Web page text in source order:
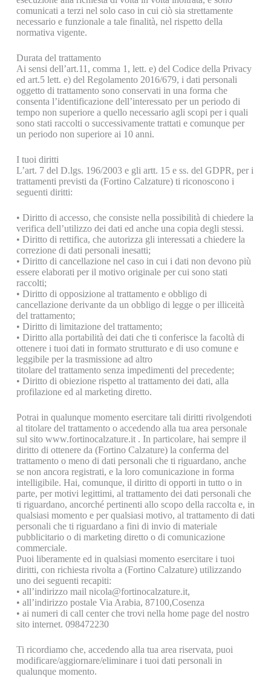
comunicati a terzi nel solo caso in cui ciò sia strettamente
necessario e funzionale a tale finalità, nel rispetto della
normativa vigente.
Durata del trattamento
Ai sensi dell’art.11, comma 1, lett. e) del Codice della Privacy
ed art.5 lett. e) del Regolamento 2016/679, i dati personali
oggetto di trattamento sono conservati in una forma che
consenta l’identificazione dell’interessato per un periodo di
tempo non superiore a quello necessario agli scopi per i quali
sono stati raccolti o successivamente trattati e comunque per
un periodo non superiore ai 10 anni.
I tuoi diritti
L’art. 7 del D.lgs. 196/2003 e gli artt. 15 e ss. del GDPR, per i
trattamenti previsti da (Fortino Calzature) ti riconoscono i
seguenti diritti:
• Diritto di accesso, che consiste nella possibilità di chiedere la
verifica dell’utilizzo dei dati ed anche una copia degli stessi.
• Diritto di rettifica, che autorizza gli interessati a chiedere la
correzione di dati personali inesatti;
• Diritto di cancellazione nel caso in cui i dati non devono più
essere elaborati per il motivo originale per cui sono stati
raccolti;
• Diritto di opposizione al trattamento e obbligo di
cancellazione derivante da un obbligo di legge o per illiceità
del trattamento;
• Diritto di limitazione del trattamento;
• Diritto alla portabilità dei dati che ti conferisce la facoltà di
ottenere i tuoi dati in formato strutturato e di uso comune e
leggibile per la trasmissione ad altro
titolare del trattamento senza impedimenti del precedente;
• Diritto di obiezione rispetto al trattamento dei dati, alla
profilazione ed al marketing diretto.
Potrai in qualunque momento esercitare tali diritti rivolgendoti
al titolare del trattamento o accedendo alla tua area personale
sul sito www.fortinocalzature.it . In particolare, hai sempre il
diritto di ottenere da (Fortino Calzature) la conferma del
trattamento o meno di dati personali che ti riguardano, anche
se non ancora registrati, e la loro comunicazione in forma
intelligibile. Hai, comunque, il diritto di opporti in tutto o in
parte, per motivi legittimi, al trattamento dei dati personali che
ti riguardano, ancorché pertinenti allo scopo della raccolta e, in
qualsiasi momento e per qualsiasi motivo, al trattamento di dati
personali che ti riguardano a fini di invio di materiale
pubblicitario o di marketing diretto o di comunicazione
commerciale.
Puoi liberamente ed in qualsiasi momento esercitare i tuoi
diritti, con richiesta rivolta a (Fortino Calzature) utilizzando
uno dei seguenti recapiti:
• all’indirizzo mail nicola@fortinocalzature.it,
• all’indirizzo postale Via Arabia, 87100,Cosenza
• ai numeri di call center che trovi nella home page del nostro
sito internet. 098472230
Ti ricordiamo che, accedendo alla tua area riservata, puoi
modificare/aggiornare/eliminare i tuoi dati personali in
qualunque momento.